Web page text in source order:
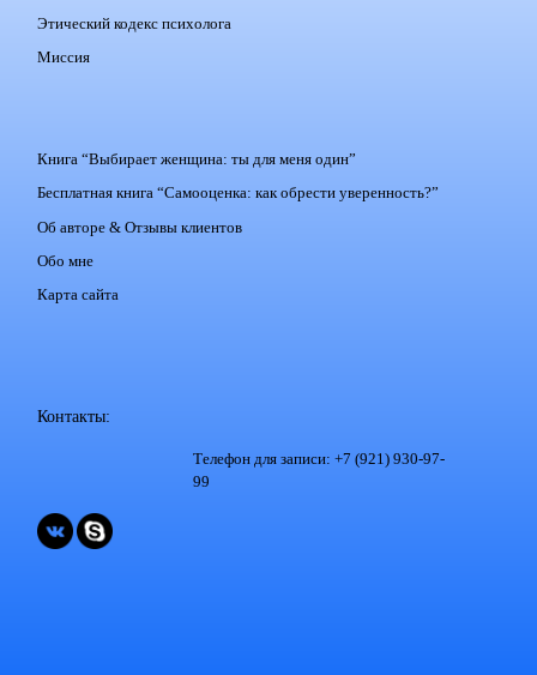
Этический кодекс психолога
Миссия
Книга “Выбирает женщина: ты для меня один”
Бесплатная книга “Самооценка: как обрести уверенность?”
Об авторе & Отзывы клиентов
Обо мне
Карта сайта
Контакты:
Телефон для записи: +7 (921) 930-97-
99